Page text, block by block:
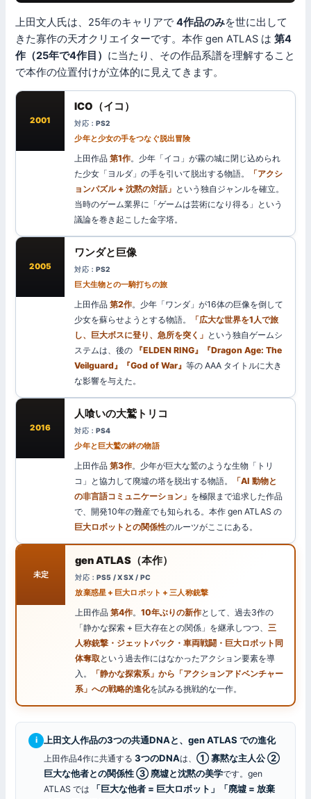
上田文人氏は、25年のキャリアで4作品のみを世に出して
きた寡作の天才クリエイターです。本作 gen ATLAS は第4
作（25年で4作目） に当たり、その作品系譜を理解すること
で本作の位置付けが立体的に見えてきます。
2001
ICO（イコ）
PS2
少年と少女の手をつなぐ脱出冒険
上田作品第1作。少年「イコ」が霧の城に閉じ込められ
た少女「ヨルダ」の手を引いて脱出する物語。
「アクシ
ョンパズル + 沈黙の対話」 という独自ジャンルを確立。
当時のゲーム業界に「ゲームは芸術になり得る」という
議論を巻き起こした金字塔。
2005
ワンダと巨像
PS2
巨大生物との一騎打ちの旅
上田作品第2作。少年「ワンダ」が16体の巨像を倒して
少女を蘇らせようとする物語。
「広大な世界を1人で旅
し、巨大ボスに登り、急所を突く」 という独自ゲームシ
ステムは、後の
『ELDEN RING』『Dragon Age: The
Veilguard』『God of War』等の AAA タイトルに大き
な影響を与えた。
2016
人喰いの大鷲トリコ
PS4
少年と巨大鷲の絆の物語
上田作品第3作。少年が巨大な鷲のような生物「トリ
コ」と協力して廃墟の塔を脱出する物語。
「AI 動物と
の非言語コミュニケーション」 を極限まで追求した作品
で、開発10年の難産でも知られる。本作 gen ATLAS の
巨大ロボットとの関係性のルーツがここにある。
未定
gen ATLAS（本作）
PS5 / XSX / PC
放棄惑星 + 巨大ロボット + 三人称銃撃
上田作品第4作。10年ぶりの新作として、過去3作の
「静かな探索 + 巨大存在との関係」を継承しつつ、 三
人称銃撃・ジェットパック・車両戦闘・巨大ロボット同
体奪取 という過去作にはなかったアクション要素を導
入。
「静かな探索系」から「アクションアドベンチャー
系」への戦略的進化を試みる挑戦的な一作。
i 上田文人作品の3つの共通DNAと、gen ATLAS での進化
上田作品4作に共通する3つのDNAは、① 寡黙な主人公 ②
巨大な他者との関係性 ③ 廃墟と沈黙の美学です。gen
ATLAS では
「巨大な他者 = 巨大ロボット」「廃墟 = 放棄